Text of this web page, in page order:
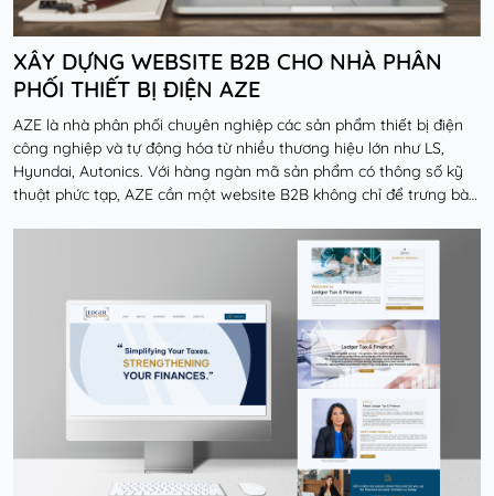
XÂY DỰNG WEBSITE B2B CHO NHÀ PHÂN
PHỐI THIẾT BỊ ĐIỆN AZE
AZE là nhà phân phối chuyên nghiệp các sản phẩm thiết bị điện
công nghiệp và tự động hóa từ nhiều thương hiệu lớn như LS,
Hyundai, Autonics. Với hàng ngàn mã sản phẩm có thông số kỹ
thuật phức tạp, AZE cần một website B2B không chỉ để trưng bày